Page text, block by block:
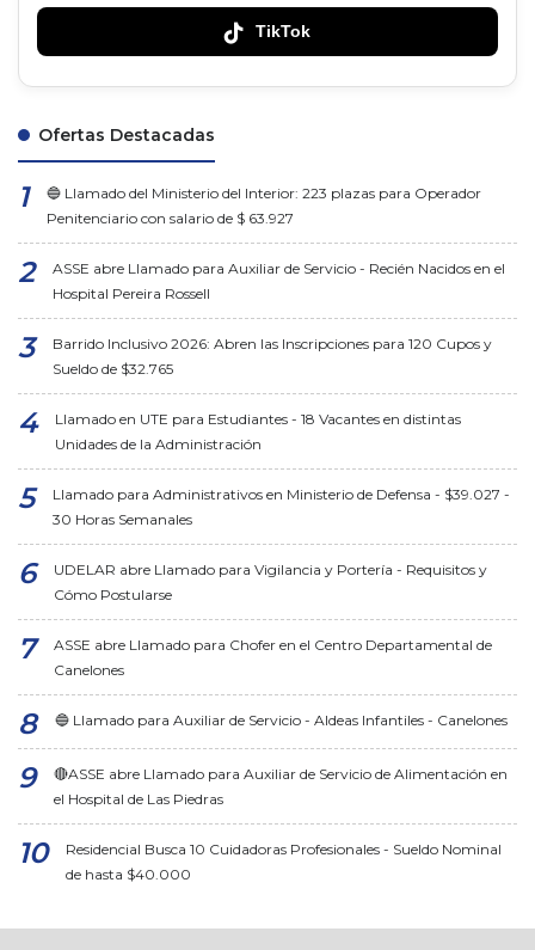
TikTok
Ofertas Destacadas
🔵 Llamado del Ministerio del Interior: 223 plazas para Operador
Penitenciario con salario de $ 63.927
ASSE abre Llamado para Auxiliar de Servicio - Recién Nacidos en el
Hospital Pereira Rossell
Barrido Inclusivo 2026: Abren las Inscripciones para 120 Cupos y
Sueldo de $32.765
Llamado en UTE para Estudiantes - 18 Vacantes en distintas
Unidades de la Administración
Llamado para Administrativos en Ministerio de Defensa - $39.027 -
30 Horas Semanales
UDELAR abre Llamado para Vigilancia y Portería - Requisitos y
Cómo Postularse
ASSE abre Llamado para Chofer en el Centro Departamental de
Canelones
🔵 Llamado para Auxiliar de Servicio - Aldeas Infantiles - Canelones
🔴ASSE abre Llamado para Auxiliar de Servicio de Alimentación en
el Hospital de Las Piedras
Residencial Busca 10 Cuidadoras Profesionales - Sueldo Nominal
de hasta $40.000